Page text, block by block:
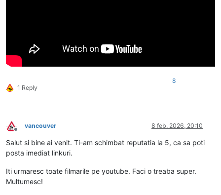
1 Reply
8
Deconectat
vancouver 8 feb. 2026, 20:10
Salut si bine ai venit. Ti-am schimbat reputatia la 5, ca sa poti
posta imediat linkuri.
Iti urmaresc toate filmarile pe youtube. Faci o treaba super.
Multumesc!